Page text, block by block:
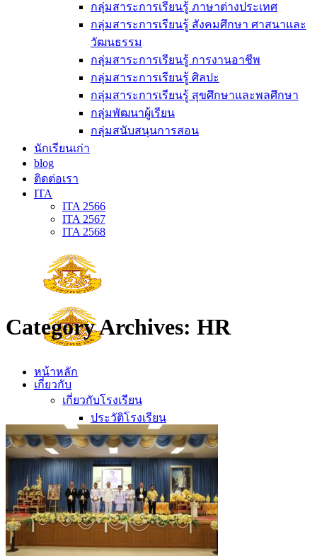
กลุ่มสาระการเรียนรู้ ภาษาต่างประเทศ
กลุ่มสาระการเรียนรู้ สังคมศึกษา ศาสนาและ
วัฒนธรรม
กลุ่มสาระการเรียนรู้ การงานอาชีพ
กลุ่มสาระการเรียนรู้ ศิลปะ
กลุ่มสาระการเรียนรู้ สุขศึกษาและพลศึกษา
กลุ่มพัฒนาผู้เรียน
กลุ่มสนับสนุนการสอน
นักเรียนเก่า
blog
ติดต่อเรา
ITA
ITA 2566
ITA 2567
ITA 2568
หน้าหลัก
เกี่ยวกับ
เกี่ยวกับโรงเรียน
ประวัติโรงเรียน
ตราประจำโรงเรียน
ปรัชญาโรงเรียน
อัตลักษณ์
วิสัยทัศน์ พันธกิจ
การบริหาร
คณะผู้บริหาร
Category Archives: HR